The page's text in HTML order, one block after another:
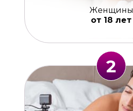
Женщины
от 18 лет
2